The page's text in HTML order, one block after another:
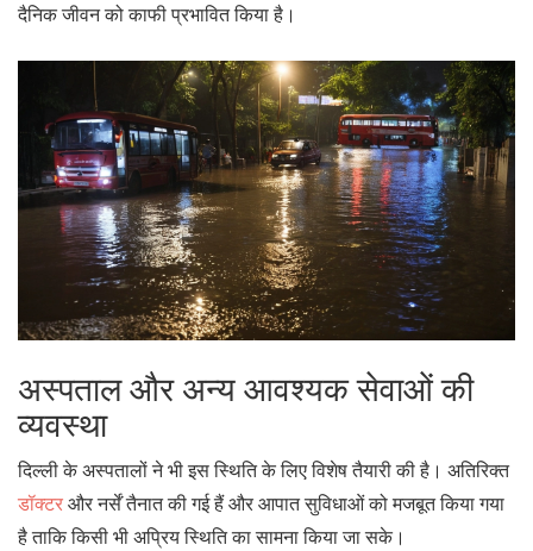
दैनिक जीवन को काफी प्रभावित किया है।
अस्पताल और अन्य आवश्यक सेवाओं की
व्यवस्था
दिल्ली के अस्पतालों ने भी इस स्थिति के लिए विशेष तैयारी की है। अतिरिक्त
डॉक्टरऔर नर्सें तैनात की गई हैं और आपात सुविधाओं को मजबूत किया गया
है ताकि किसी भी अप्रिय स्थिति का सामना किया जा सके।